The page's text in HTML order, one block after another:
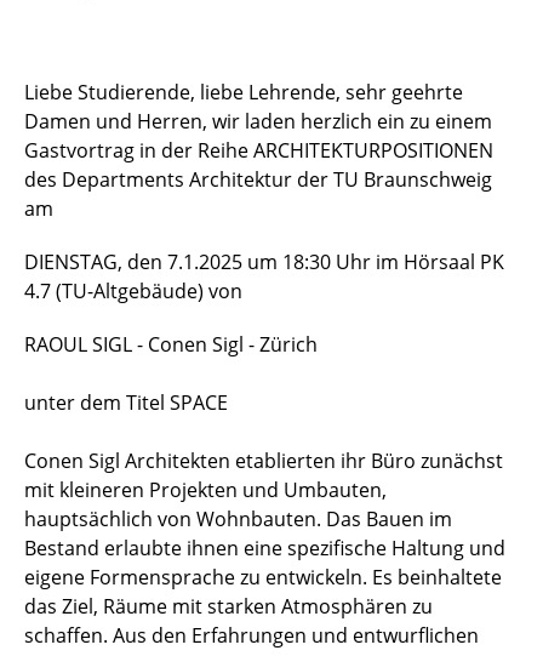
Liebe Studierende, liebe Lehrende, sehr geehrte
Damen und Herren, wir laden herzlich ein zu einem
Gastvortrag in der Reihe ARCHITEKTURPOSITIONEN
des Departments Architektur der TU Braunschweig
am
DIENSTAG, den 7.1.2025 um 18:30 Uhr im Hörsaal PK
4.7 (TU-Altgebäude) von
RAOUL SIGL - Conen Sigl - Zürich
unter dem Titel SPACE
Conen Sigl Architekten etablierten ihr Büro zunächst
mit kleineren Projekten und Umbauten,
hauptsächlich von Wohnbauten. Das Bauen im
Bestand erlaubte ihnen eine spezifische Haltung und
eigene Formensprache zu entwickeln. Es beinhaltete
das Ziel, Räume mit starken Atmosphären zu
schaffen. Aus den Erfahrungen und entwurflichen